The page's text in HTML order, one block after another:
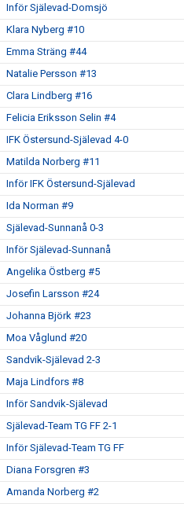
Inför Själevad-Domsjö
Klara Nyberg #10
Emma Sträng #44
Natalie Persson #13
Clara Lindberg #16
Felicia Eriksson Selin #4
IFK Östersund-Själevad 4-0
Matilda Norberg #11
Inför IFK Östersund-Själevad
Ida Norman #9
Själevad-Sunnanå 0-3
Inför Själevad-Sunnanå
Angelika Östberg #5
Josefin Larsson #24
Johanna Björk #23
Moa Våglund #20
Sandvik-Själevad 2-3
Maja Lindfors #8
Inför Sandvik-Själevad
Själevad-Team TG FF 2-1
Inför Själevad-Team TG FF
Diana Forsgren #3
Amanda Norberg #2